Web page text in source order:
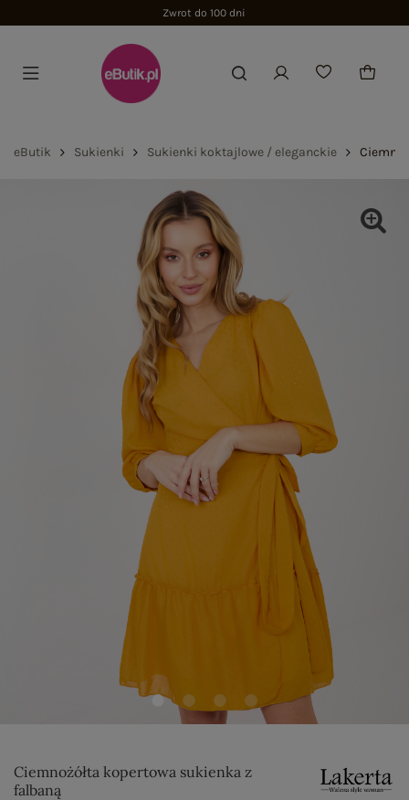
Zwrot do 100 dni
eButik Sukienki Sukienki koktajlowe / eleganckie
Ciemnożółta kopertowa sukienka z
falbaną